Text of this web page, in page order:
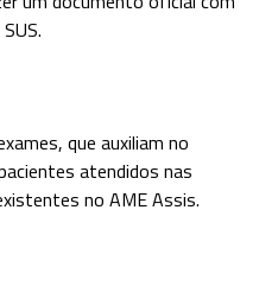
que auxiliam no
atendidos nas
no AME Assis.